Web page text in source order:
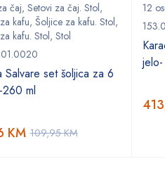
čaj, Setovi za čaj. Stol,
kafu, Šoljice za kafu. Stol,
kafu. Stol, Stol
Salvare set šoljica za 6
ml
109,95KM
KM
12